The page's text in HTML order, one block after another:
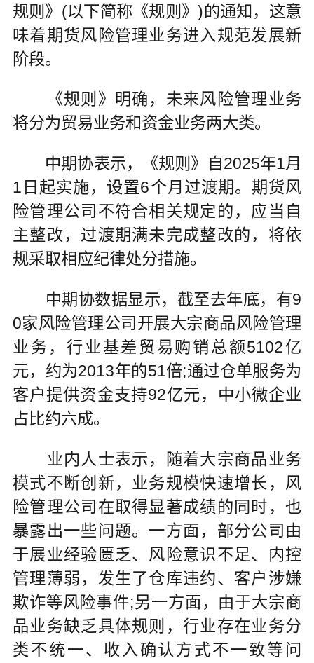
规则》(以下简称《规则》)的通知，这意
味着期货风险管理业务进入规范发展新
阶段。
《规则》明确，未来风险管理业务
将分为贸易业务和资金业务两大类。
中期协表示，《规则》自2025年1月
1日起实施，设置6个月过渡期。期货风
险管理公司不符合相关规定的，应当自
主整改，过渡期满未完成整改的，将依
规采取相应纪律处分措施。
中期协数据显示，截至去年底，有9
0家风险管理公司开展大宗商品风险管理
业务，行业基差贸易购销总额5102亿
元，约为2013年的51倍;通过仓单服务为
客户提供资金支持92亿元，中小微企业
占比约六成。
业内人士表示，随着大宗商品业务
模式不断创新，业务规模快速增长，风
险管理公司在取得显著成绩的同时，也
暴露出一些问题。一方面，部分公司由
于展业经验匮乏、风险意识不足、内控
管理薄弱，发生了仓库违约、客户涉嫌
欺诈等风险事件;另一方面，由于大宗商
品业务缺乏具体规则，行业存在业务分
类不统一、收入确认方式不一致等问